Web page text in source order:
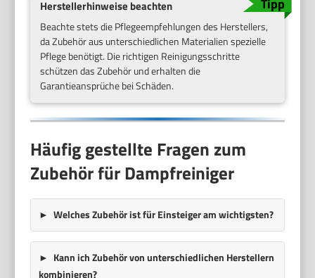
Herstellerhinweise beachten
Beachte stets die Pflegeempfehlungen des Herstellers,
da Zubehör aus unterschiedlichen Materialien spezielle
Pflege benötigt. Die richtigen Reinigungsschritte
schützen das Zubehör und erhalten die
Garantieansprüche bei Schäden.
Häufig gestellte Fragen zum
Zubehör für Dampfreiniger
Welches Zubehör ist für Einsteiger am wichtigsten?
Kann ich Zubehör von unterschiedlichen Herstellern
kombinieren?